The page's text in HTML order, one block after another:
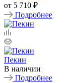
от 5 710 ₽
Подробнее
Пекин
В наличии
Подробнее